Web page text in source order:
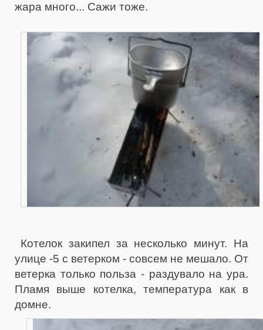
жара много... Сажи тоже.
Котелок закипел за несколько минут. На
улице -5 с ветерком - совсем не мешало. От
ветерка только польза - раздувало на ура.
Пламя выше котелка, температура как в
домне.